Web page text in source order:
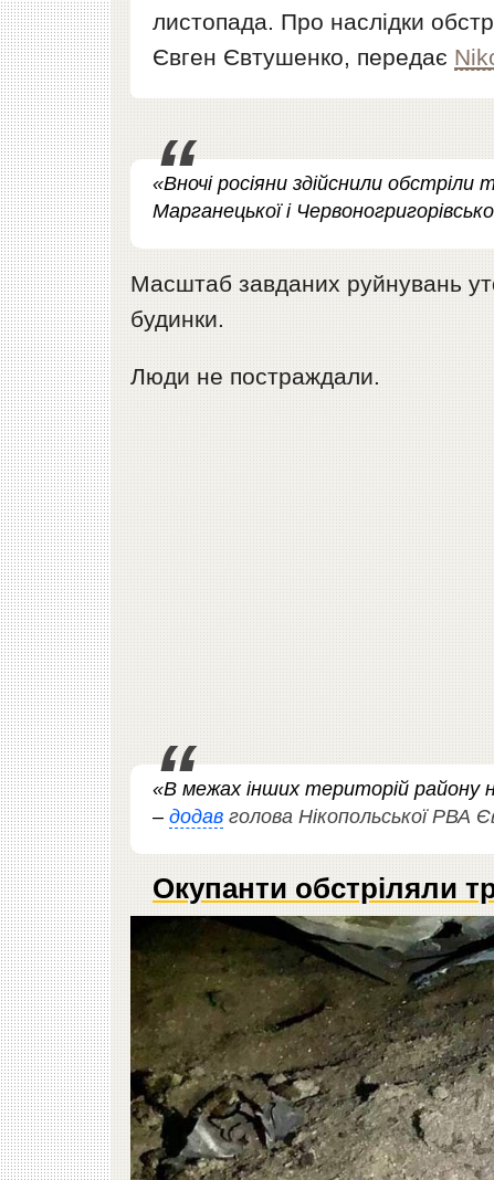
листопада. Про наслідки
Євген Євтушенко, передає
«Вночі росіяни здійснили
Марганецької і
Масштаб завданих руйнувань
будинки.
Люди не постраждали.
«В межах інших територій району
–додав голова Нікопольської РВА
Окупанти обстріляли